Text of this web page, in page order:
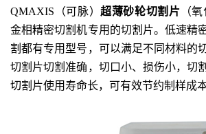
QMAXIS （可脉）超薄砂轮切割片 （
金相精密切割机专用的切割片。低速精
割都有专用型号，可以满足不同材料的
切割片切割准确，切口小、损伤小，切
切割片使用寿命长，可有效节约制样成本